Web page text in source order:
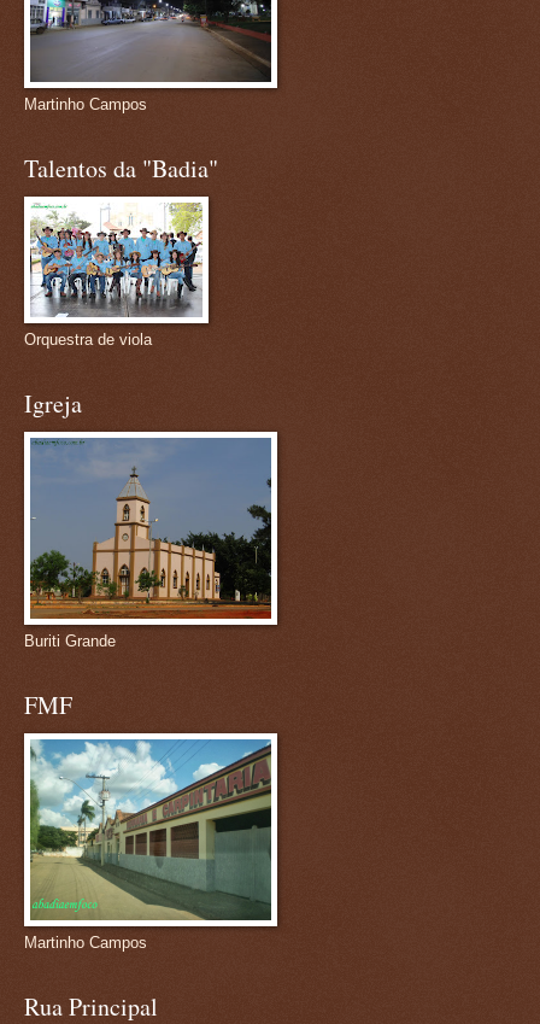
Martinho Campos
Talentos da "Badia"
Orquestra de viola
Igreja
Buriti Grande
FMF
Martinho Campos
Rua Principal